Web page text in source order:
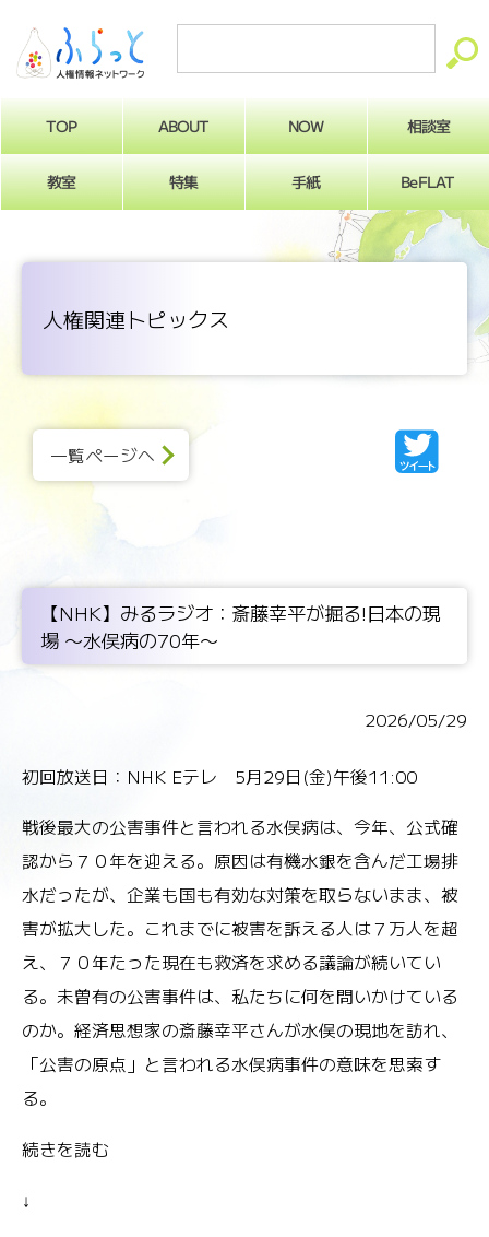
TOP ABOUT NOW 相談室
教室 特集 手紙 BeFLAT
人権関連トピックス
一覧ページへ
【NHK】みるラジオ：斎藤幸平が掘る!日本の現
場 〜水俣病の70年〜
2026/05/29
初回放送日：NHK Eテレ 5月29日(金)午後11:00
戦後最大の公害事件と言われる水俣病は、今年、公式確
認から７０年を迎える。原因は有機水銀を含んだ工場排
水だったが、企業も国も有効な対策を取らないまま、被
害が拡大した。これまでに被害を訴える人は７万人を超
え、７０年たった現在も救済を求める議論が続いてい
る。未曽有の公害事件は、私たちに何を問いかけている
のか。経済思想家の斎藤幸平さんが水俣の現地を訪れ、
「公害の原点」と言われる水俣病事件の意味を思索す
る。
続きを読む
↓